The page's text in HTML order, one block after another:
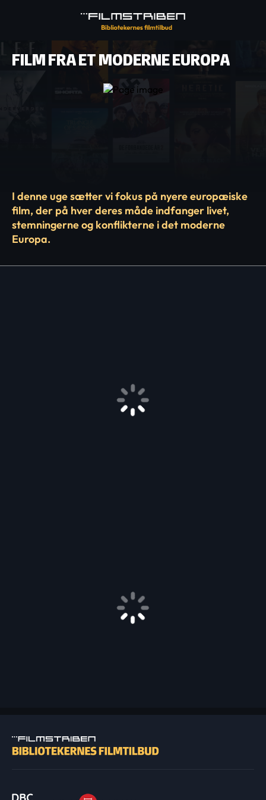
FILM FRA ET MODERNE EUROPA
I denne uge sætter vi fokus på nyere europæiske
film, der på hver deres måde indfanger livet,
stemningerne og konflikterne i det moderne
Europa.